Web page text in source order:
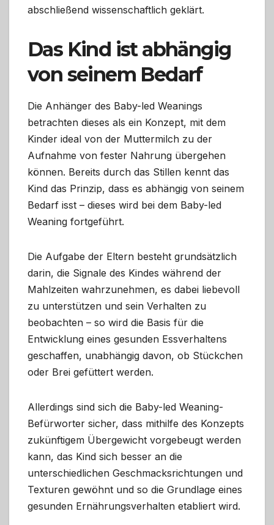
abschließend wissenschaftlich geklärt.
Das Kind ist abhängig
von seinem Bedarf
Die Anhänger des Baby-led Weanings
betrachten dieses als ein Konzept, mit dem
Kinder ideal von der Muttermilch zu der
Aufnahme von fester Nahrung übergehen
können. Bereits durch das Stillen kennt das
Kind das Prinzip, dass es abhängig von seinem
Bedarf isst – dieses wird bei dem Baby-led
Weaning fortgeführt.
Die Aufgabe der Eltern besteht grundsätzlich
darin, die Signale des Kindes während der
Mahlzeiten wahrzunehmen, es dabei liebevoll
zu unterstützen und sein Verhalten zu
beobachten – so wird die Basis für die
Entwicklung eines gesunden Essverhaltens
geschaffen, unabhängig davon, ob Stückchen
oder Brei gefüttert werden.
Allerdings sind sich die Baby-led Weaning-
Befürworter sicher, dass mithilfe des Konzepts
zukünftigem Übergewicht vorgebeugt werden
kann, das Kind sich besser an die
unterschiedlichen Geschmacksrichtungen und
Texturen gewöhnt und so die Grundlage eines
gesunden Ernährungsverhalten etabliert wird.